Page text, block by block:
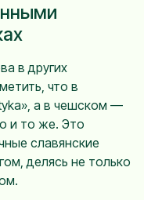
в других
что в
а в чешском —
и то же. Это
славянские
делясь не только